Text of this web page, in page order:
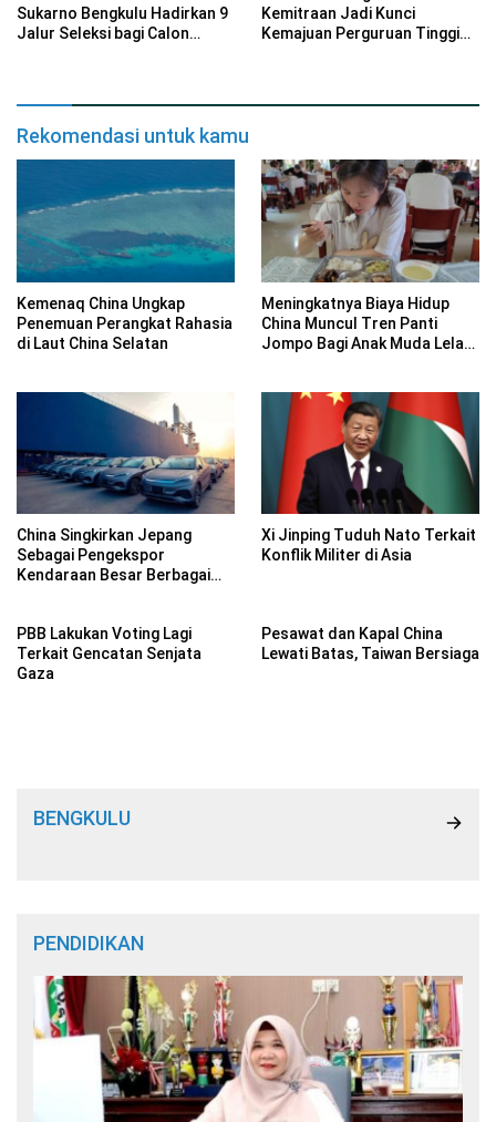
Sukarno Bengkulu Hadirkan 9
Jalur Seleksi bagi Calon
Kemitraan Jadi Kunci
Kemajuan Perguruan Tinggi
Rekomendasi untuk kamu
Kemenaq China Ungkap
Penemuan Perangkat Rahasia
di Laut China Selatan
Meningkatnya Biaya Hidup
China Muncul Tren Panti
Jompo Bagi Anak Muda Lelah
China Singkirkan Jepang
Sebagai Pengekspor
Kendaraan Besar Berbagai
Xi Jinping Tuduh Nato Terkait
Konflik Militer di Asia
PBB Lakukan Voting Lagi
Terkait Gencatan Senjata
Gaza
Pesawat dan Kapal China
Lewati Batas, Taiwan Bersiaga
BENGKULU
PENDIDIKAN